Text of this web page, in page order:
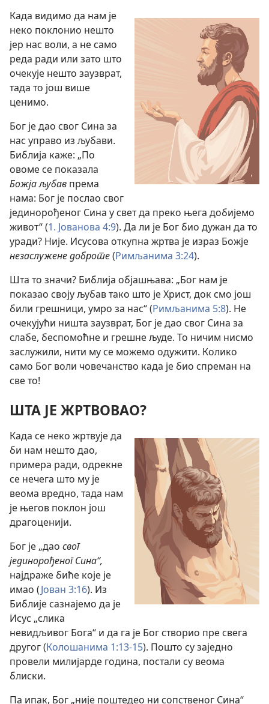
Када видимо да нам је
неко поклонио нешто
јер нас воли, а не само
реда ради или зато што
очекује нешто заузврат,
тада то још више
ценимо.
Бог је дао свог Сина за
нас управо из љубави.
Библија каже: „По
овоме се показала
Божја љубав према
нама: Бог је послао свог
јединорођеног Сина у свет да преко њега добијемо
живот“ (1. Јованова 4:9). Да ли је Бог био дужан да то
уради? Није. Исусова откупна жртва је израз Божје
незаслужене доброте(Римљанима 3:24).
Шта то значи? Библија објашњава: „Бог нам је
показао своју љубав тако што је Христ, док смо још
били грешници, умро за нас“ (Римљанима 5:8). Не
очекујући ништа заузврат, Бог је дао свог Сина за
слабе, беспомоћне и грешне људе. То ничим нисмо
заслужили, нити му се можемо одужити. Колико
само Бог воли човечанство када је био спреман на
све то!
ШТА ЈЕ ЖРТВОВАО?
Када се неко жртвује да
би нам нешто дао,
примера ради, одрекне
се нечега што му је
веома вредно, тада нам
је његов поклон још
драгоценији.
Бог је „дао свог
јединорођеног Сина“,
најдраже биће које је
имао (Јован 3:16). Из
Библије сазнајемо да је
Исус „слика
невидљивог Бога“ и да га је Бог створио пре свега
другог (Колошанима 1:13-15). Пошто су заједно
провели милијарде година, постали су веома
блиски.
Па ипак, Бог „није поштедео ни сопственог Сина“